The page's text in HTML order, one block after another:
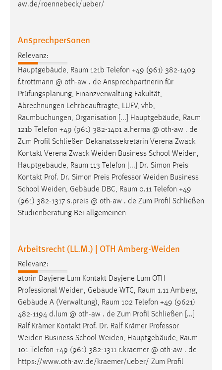
aw.de/roennebeck/ueber/
Ansprechpersonen
Relevanz:
Hauptgebäude, Raum 121b Telefon +49 (961) 382-1409
f.trottmann @ oth-aw . de Ansprechpartnerin für
Prüfungsplanung, Finanzverwaltung Fakultät,
Abrechnungen Lehrbeauftragte, LUFV, vhb,
Raumbuchungen, Organisation [...] Hauptgebäude, Raum
121b Telefon +49 (961) 382-1401 a.herma @ oth-aw . de
Zum Profil Schließen Dekanatssekretärin Verena Zwack
Kontakt Verena Zwack Weiden Business School Weiden,
Hauptgebäude, Raum 113 Telefon [...] Dr. Simon Preis
Kontakt Prof. Dr. Simon Preis Professor Weiden Business
School Weiden, Gebäude DBC, Raum 0.11 Telefon +49
(961) 382-1317 s.preis @ oth-aw . de Zum Profil Schließen
Studienberatung Bei allgemeinen
Arbeitsrecht (LL.M.) | OTH Amberg-Weiden
Relevanz:
atorin Dayjene Lum Kontakt Dayjene Lum OTH
Professional Weiden, Gebäude WTC, Raum 1.11 Amberg,
Gebäude A (Verwaltung), Raum 102 Telefon +49 (9621)
482-1194 d.lum @ oth-aw . de Zum Profil Schließen [...]
Ralf Krämer Kontakt Prof. Dr. Ralf Krämer Professor
Weiden Business School Weiden, Hauptgebäude, Raum
101 Telefon +49 (961) 382-1311 r.kraemer @ oth-aw . de
https://www.oth-aw.de/kraemer/ueber/ Zum Profil